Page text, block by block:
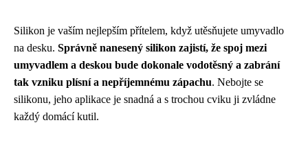
Silikon je vaším nejlepším přítelem, když utěsňujete umyvadlo
na desku. Správně nanesený silikon zajistí, že spoj mezi
umyvadlem a deskou bude dokonale vodotěsný a zabrání
tak vzniku plísní a nepříjemnému zápachu. Nebojte se
silikonu, jeho aplikace je snadná a s trochou cviku ji zvládne
každý domácí kutil.